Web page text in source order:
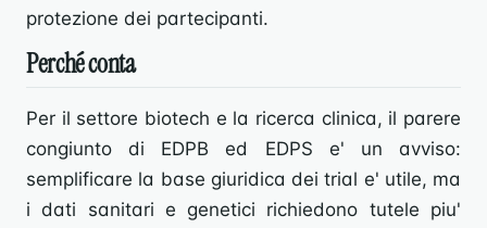
protezione dei partecipanti.
Perché conta
Per il settore biotech e la ricerca clinica, il parere
congiunto di EDPB ed EDPS e' un avviso:
semplificare la base giuridica dei trial e' utile, ma
i dati sanitari e genetici richiedono tutele piu'